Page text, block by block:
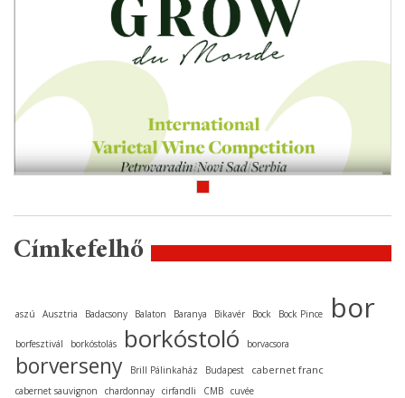
Címkefelhő
aszú Ausztria Badacsony Balaton Baranya Bikavér Bock Bock Pince bor
borfesztivál borkóstolás borkóstoló borvacsora
borverseny Brill Pálinkaház Budapest cabernet franc
cabernet sauvignon chardonnay cirfandli CMB cuvée